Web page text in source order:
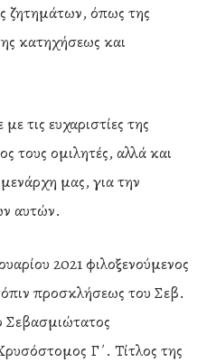
ζητημάτων, όπως της
κατηχήσεως και
τις ευχαριστίες της
τους ομιλητές, αλλά και
μας, για την
αυτών.
2021 φιλοξενούμενος
προσκλήσεως του Σεβ.
Σεβασμιώτατος
Γ΄. Τίτλος της